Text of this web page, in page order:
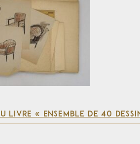
LIVRE « ENSEMBLE DE 40